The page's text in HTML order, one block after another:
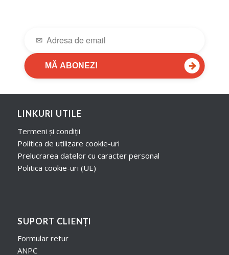
MĂ ABONEZ! →
LINKURI UTILE
Termeni și condiții
Politica de utilizare cookie-uri
Prelucrarea datelor cu caracter personal
Politica cookie-uri (UE)
SUPORT CLIENȚI
Formular retur
ANPC